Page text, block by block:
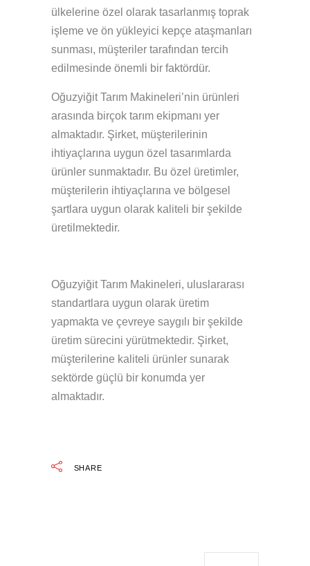
ülkelerine özel olarak tasarlanmış toprak
işleme ve ön yükleyici kepçe ataşmanları
sunması, müşteriler tarafından tercih
edilmesinde önemli bir faktördür.
Oğuzyiğit Tarım Makineleri’nin ürünleri
arasında birçok tarım ekipmanı yer
almaktadır. Şirket, müşterilerinin
ihtiyaçlarına uygun özel tasarımlarda
ürünler sunmaktadır. Bu özel üretimler,
müşterilerin ihtiyaçlarına ve bölgesel
şartlara uygun olarak kaliteli bir şekilde
üretilmektedir.
Oğuzyiğit Tarım Makineleri, uluslararası
standartlara uygun olarak üretim
yapmakta ve çevreye saygılı bir şekilde
üretim sürecini yürütmektedir. Şirket,
müşterilerine kaliteli ürünler sunarak
sektörde güçlü bir konumda yer
almaktadır.
SHARE